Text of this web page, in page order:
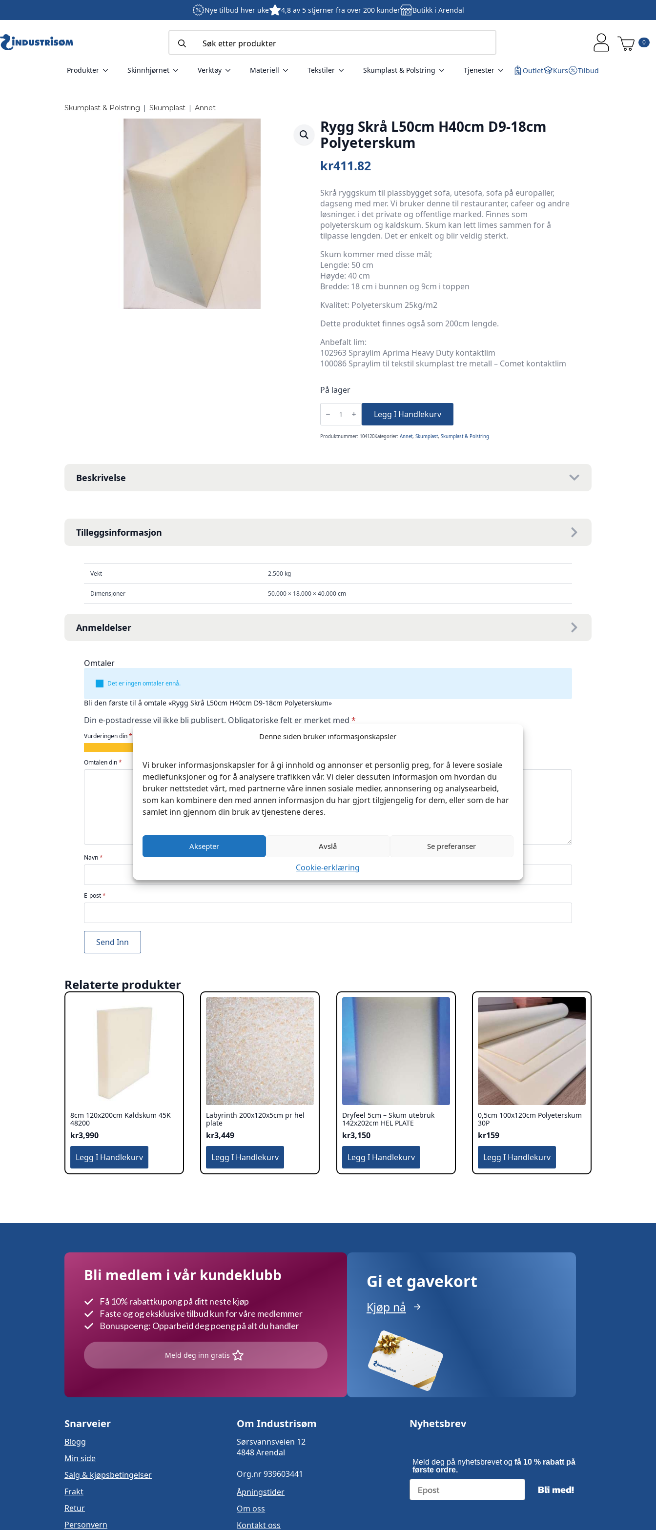
Denne siden bruker informasjonskapsler
Vi bruker informasjonskapsler for å gi innhold og annonser et personlig preg, for å levere sosiale
mediefunksjoner og for å analysere trafikken vår. Vi deler dessuten informasjon om hvordan du
bruker nettstedet vårt, med partnerne våre innen sosiale medier, annonsering og analysearbeid,
som kan kombinere den med annen informasjon du har gjort tilgjengelig for dem, eller som de har
samlet inn gjennom din bruk av tjenestene deres.
Aksepter Avslå Se preferanser
Cookie-erklæring
Nye tilbud hver uke 4,8 av 5 stjerner fra over 200 kunder Butikk i Arendal
for:
0
Produkter Skinnhjørnet Verktøy Materiell Tekstiler Skumplast & Polstring Tjenester Outlet Kurs Tilbud
Skumplast & Polstring | Skumplast | Annet
Rygg Skrå L50cm H40cm D9-18cm
Polyeterskum
kr411.82
Skrå ryggskum til plassbygget sofa, utesofa, sofa på europaller,
dagseng med mer. Vi bruker denne til restauranter, cafeer og andre
løsninger. i det private og offentlige marked. Finnes som
polyeterskum og kaldskum. Skum kan lett limes sammen for å
tilpasse lengden. Det er enkelt og blir veldig sterkt.
Skum kommer med disse mål;
Lengde: 50 cm
Høyde: 40 cm
Bredde: 18 cm i bunnen og 9cm i toppen
Kvalitet: Polyeterskum 25kg/m2
Dette produktet finnes også som 200cm lengde.
Anbefalt lim:
102963 Spraylim Aprima Heavy Duty kontaktlim
100086 Spraylim til tekstil skumplast tre metall – Comet kontaktlim
På lager
Rygg
L50cm
H40cm
18cm
Polyeterskum
Legg I Handlekurv
Produktnummer: 104120Kategorier: Annet, Skumplast, Skumplast & Polstring
Beskrivelse
Tilleggsinformasjon
Vekt 2.500 kg
Dimensjoner 50.000 × 18.000 × 40.000 cm
Anmeldelser
Omtaler
Det er ingen omtaler ennå.
Bli den første til å omtale «Rygg Skrå L50cm H40cm D9-18cm Polyeterskum»
Din e-postadresse vil ikke bli publisert. Obligatoriske felt er merket med *
Vurderingen din*
av
5
av
5
av
5
av
5
stjerner
5
stjerner
Omtalen din*
Navn*
E-post*
Relaterte produkter
8cm 120x200cm Kaldskum 45K
48200
kr3,990
Legg I Handlekurv
Labyrinth 200x120x5cm pr hel
plate
kr3,449
Legg I Handlekurv
Dryfeel 5cm – Skum utebruk
142x202cm HEL PLATE
kr3,150
Legg I Handlekurv
0,5cm 100x120cm Polyeterskum
30P
kr159
Legg I Handlekurv
Bli medlem i vår kundeklubb
Få 10% rabattkupong på ditt neste kjøp
Faste og og eksklusive tilbud kun for våre medlemmer
Bonuspoeng: Opparbeid deg poeng på alt du handler
Meld deg inn gratis
Gi et gavekort
Kjøp nå
Snarveier
Blogg
Min side
Salg & kjøpsbetingelser
Frakt
Retur
Personvern
Om Industrisøm
Sørsvannsveien 12
4848 Arendal
Org.nr 939603441
Åpningstider
Om oss
Kontakt oss
Nyhetsbrev
Meld deg på nyhetsbrevet og få 10 % rabatt på
første ordre.
Bli med!